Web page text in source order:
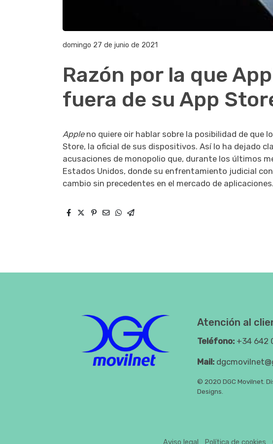
domingo 27 de junio de 2021
Razón por la que
fuera de su App
Apple no quiere oir hablar sobre la posibilidad de que
Store, la oficial de sus dispositivos. Así lo ha dejado
acusaciones de monopolio que, durante los últimos
Estados Unidos, donde su enfrentamiento judicial
cambio sin precedentes en el mercado de aplicaciones.
Atención al
Teléfono:+34 642
Mail:
© 2020 DGC Movilnet.
Designs.
Aviso legal Política de cookies